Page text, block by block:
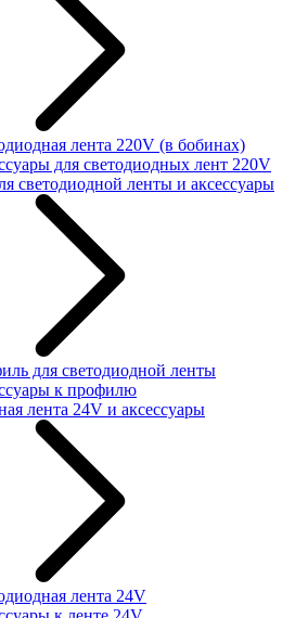
лента 220V (в бобинах)
для светодиодных лент 220V
светодиодной ленты и аксессуары
для светодиодной ленты
к профилю
лента 24V и аксессуары
лента 24V